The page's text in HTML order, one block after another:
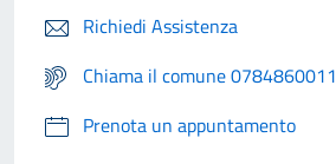
Richiedi Assistenza
Chiama il comune 0784860011
Prenota un appuntamento